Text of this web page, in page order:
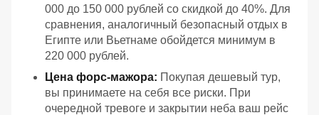
000 до 150 000 рублей со скидкой до 40%. Для
сравнения, аналогичный безопасный отдых в
Египте или Вьетнаме обойдется минимум в
220 000 рублей.
Цена форс-мажора: Покупая дешевый тур,
вы принимаете на себя все риски. При
очередной тревоге и закрытии неба ваш рейс